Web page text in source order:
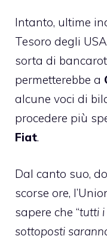
Intanto, ultime
Tesoro degli
sorta di
permetterebbe a
alcune voci di
procedere più
Fiat.
Dal canto suo,
scorse ore,
sapere che “tutti i
sottoposti